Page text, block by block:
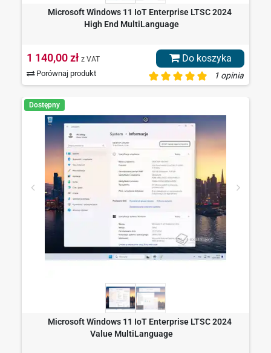
1 opinia
Microsoft Windows 11 IoT Enterprise LTSC 2024
High End MultiLanguage
1 140,00 zł z VAT
Porównaj produkt
Do koszyka
Dostępny
Microsoft Windows 11 IoT Enterprise LTSC 2024
Value MultiLanguage